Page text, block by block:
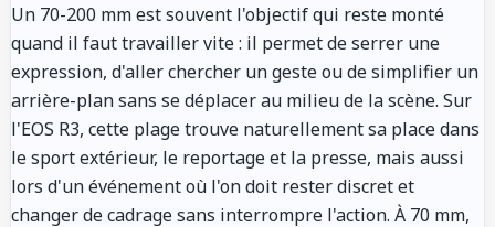
Un 70-200 mm est souvent l'objectif qui reste monté
quand il faut travailler vite : il permet de serrer une
expression, d'aller chercher un geste ou de simplifier un
arrière-plan sans se déplacer au milieu de la scène. Sur
l'EOS R3, cette plage trouve naturellement sa place dans
le sport extérieur, le reportage et la presse, mais aussi
lors d'un événement où l'on doit rester discret et
changer de cadrage sans interrompre l'action. À 70 mm,